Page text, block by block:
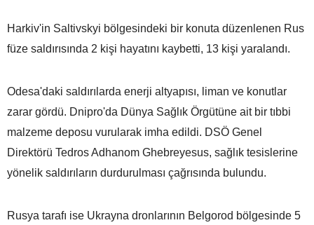
Harkiv'in Saltivskyi bölgesindeki bir konuta düzenlenen Rus
füze saldırısında 2 kişi hayatını kaybetti, 13 kişi yaralandı.
Odesa'daki saldırılarda enerji altyapısı, liman ve konutlar
zarar gördü. Dnipro'da Dünya Sağlık Örgütüne ait bir tıbbi
malzeme deposu vurularak imha edildi. DSÖ Genel
Direktörü Tedros Adhanom Ghebreyesus, sağlık tesislerine
yönelik saldırıların durdurulması çağrısında bulundu.
Rusya tarafı ise Ukrayna dronlarının Belgorod bölgesinde 5